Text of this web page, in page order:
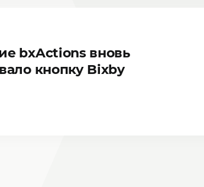
bxActions вновь
кнопку Bixby